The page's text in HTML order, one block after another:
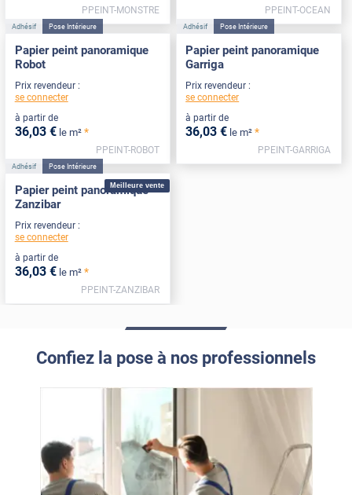
PPEINT-MONSTRE PPEINT-OCEAN
Adhésif Pose Intérieure
Papier peint panoramique
Robot
Prix revendeur :
se connecter
à partir de
36,03 € le m² *
PPEINT-ROBOT
Adhésif Pose Intérieure
Papier peint panoramique
Garriga
Prix revendeur :
se connecter
à partir de
36,03 € le m² *
PPEINT-GARRIGA
Meilleure vente
Adhésif Pose Intérieure
Papier peint panoramique
Zanzibar
Prix revendeur :
se connecter
à partir de
36,03 € le m² *
PPEINT-ZANZIBAR
Confiez la pose à nos professionnels